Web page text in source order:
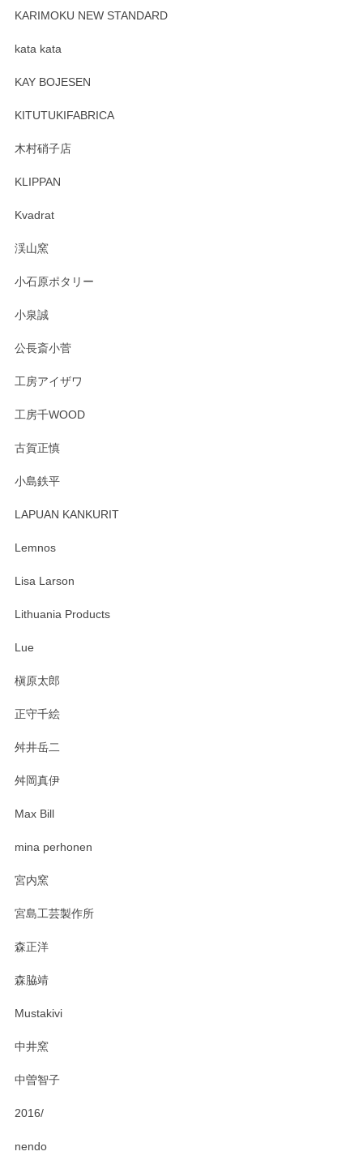
が、 しっかり梱包されていたので割れてはないと思います。
頂き誠にありがとうございます。 そしてレビュ
しくお願いいたします。
淡いグリーンのカラーがとても可愛いです❤️ ありがとうござ
す。 素敵な湯呑みでとても気に入りました。 発送も早く、
たm(_)m
います。無事に届いたようで安心いたしまし
おかけしました。 ありがとうございます。
KARIMOKU NEW STANDARD
kata kata
KAY BOJESEN
KITUTUKIFABRICA
木村硝子店
KLIPPAN
Kvadrat
渓山窯
小石原ポタリー
小泉誠
公長斎小菅
工房アイザワ
工房千WOOD
古賀正慎
小島鉄平
LAPUAN KANKURIT
Lemnos
Lisa Larson
Lithuania Products
Lue
槇原太郎
正守千絵
舛井岳二
舛岡真伊
Max Bill
mina perhonen
宮内窯
宮島工芸製作所
森正洋
森脇靖
Mustakivi
中井窯
中曽智子
2016/
nendo